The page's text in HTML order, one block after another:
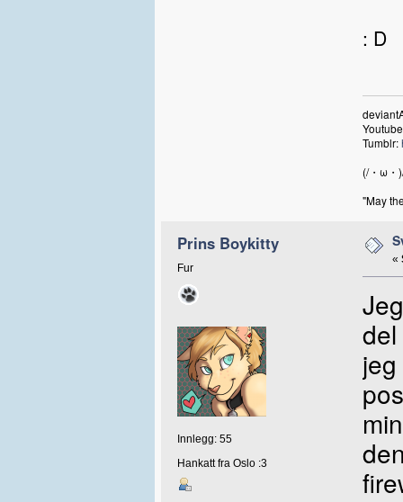
: D
Tumblr:
(/・ω・
"May
Prins Boykitty
Fur
Innlegg: 55
Hankatt fra Oslo :3
«